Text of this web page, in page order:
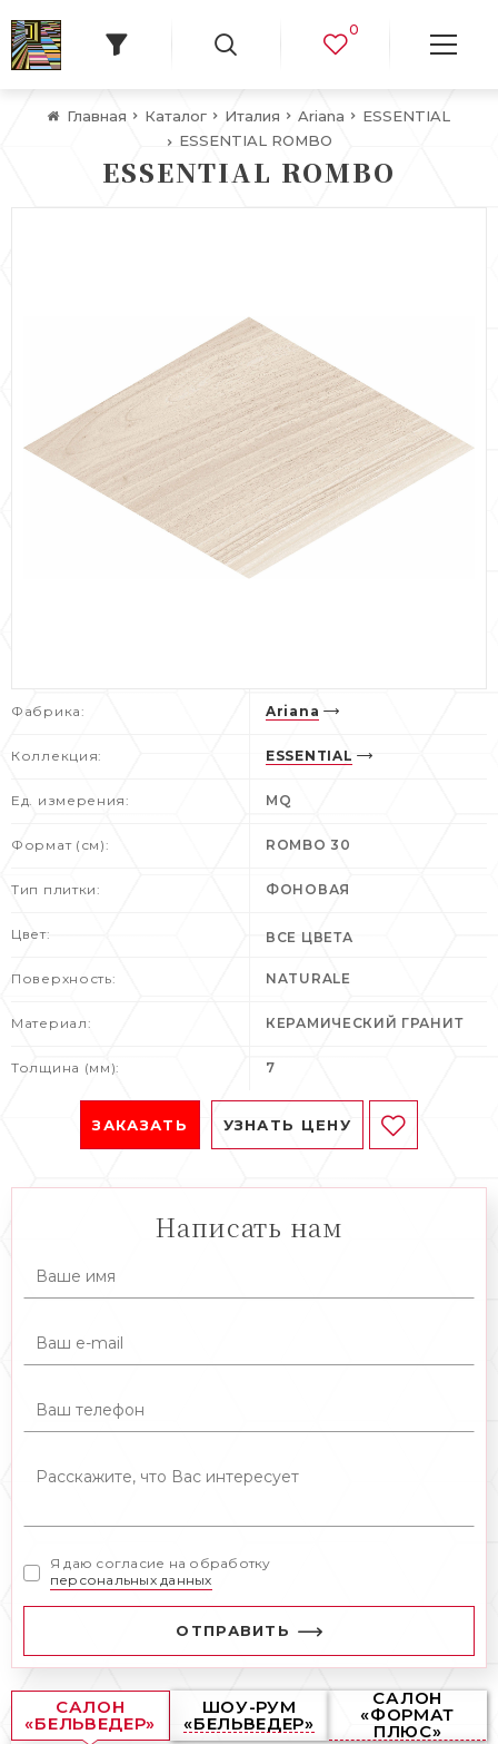
0
Главная Каталог Италия Ariana
ESSENTIAL
ESSENTIAL ROMBO
ESSENTIAL ROMBO
Фабрика: Ariana
Коллекция: ESSENTIAL
Ед. измерения: MQ
Формат (см): ROMBO 30
Тип плитки: ФОНОВАЯ
Цвет: ВСЕ ЦВЕТА
Поверхность: NATURALE
Материал: КЕРАМИЧЕСКИЙ ГРАНИТ
Толщина (мм): 7
ЗАКАЗАТЬ УЗНАТЬ ЦЕНУ
Написать нам
Я даю согласие на обработку
персональных данных
ОТПРАВИТЬ
САЛОН
«БЕЛЬВЕДЕР»
ШОУ-РУМ
«БЕЛЬВЕДЕР»
САЛОН
«ФОРМАТ
ПЛЮС»